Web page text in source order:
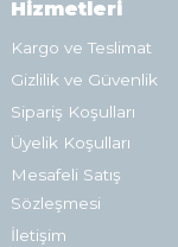
Hizmetleri
Kargo ve Teslimat
Gizlilik ve Güvenlik
Sipariş Koşulları
Üyelik Koşulları
Mesafeli Satış
Sözleşmesi
İletişim